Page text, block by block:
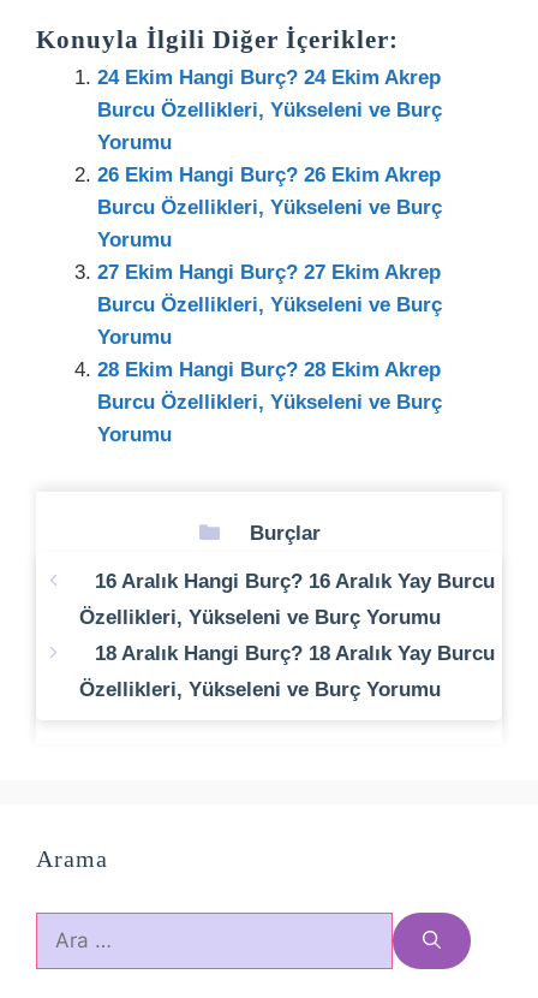
Konuyla İlgili Diğer İçerikler:
24 Ekim Hangi Burç? 24 Ekim Akrep
Burcu Özellikleri, Yükseleni ve Burç
Yorumu
26 Ekim Hangi Burç? 26 Ekim Akrep
Burcu Özellikleri, Yükseleni ve Burç
Yorumu
27 Ekim Hangi Burç? 27 Ekim Akrep
Burcu Özellikleri, Yükseleni ve Burç
Yorumu
28 Ekim Hangi Burç? 28 Ekim Akrep
Burcu Özellikleri, Yükseleni ve Burç
Yorumu
Kategoriler
Burçlar
16 Aralık Hangi Burç? 16 Aralık Yay Burcu
Özellikleri, Yükseleni ve Burç Yorumu
18 Aralık Hangi Burç? 18 Aralık Yay Burcu
Özellikleri, Yükseleni ve Burç Yorumu
Arama
için